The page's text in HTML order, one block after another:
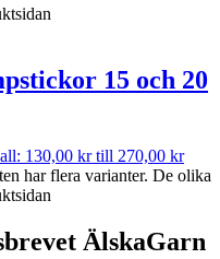
15 och 20
130,00 kr till 270,00 kr
har flera varianter. De olika
ÄlskaGarn